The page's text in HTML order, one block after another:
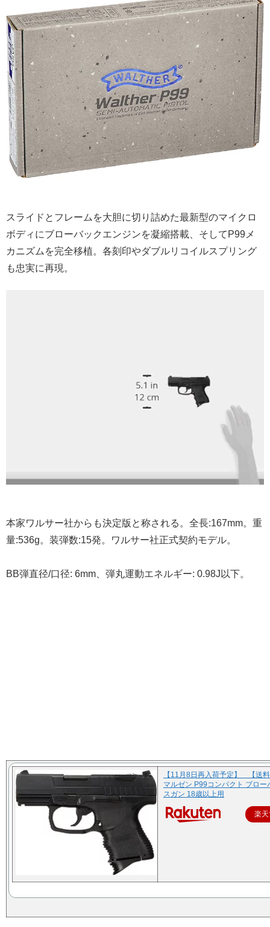
スライドとフレームを大胆に切り詰めた最新型のマイクロ
ボディにブローバックエンジンを凝縮搭載、そしてP99メ
カニズムを完全移植。各刻印やダブルリコイルスプリング
も忠実に再現。
本家ワルサー社からも決定版と称される。全長:167mm。重
量:536g。装弾数:15発。ワルサー社正式契約モデル。
BB弾直径/口径: 6mm、弾丸運動エネルギー: 0.98J以下。
【11月8日再入荷予定】 【送
マルゼン P99コンパクト ブロー
スガン 18歳以上用
楽